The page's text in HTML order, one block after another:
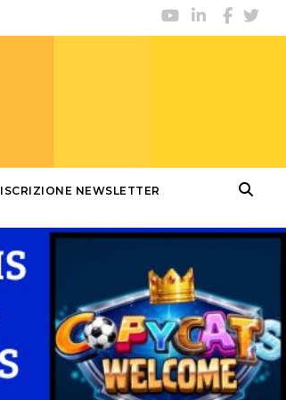
ISCRIZIONE NEWSLETTER